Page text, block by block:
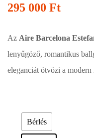
295 000 Ft
Az Aire Barcelona
lenyűgöző, romantikus
eleganciát ötvözi a modern
Bérlés